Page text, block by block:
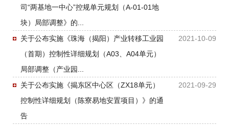
司“两基地一中心”控规单元规划（A-01-01地
块）局部调整》的...
2021-10-09
关于公布实施《珠海（揭阳）产业转移工业园
（首期）控制性详细规划（A03、A04单元）
局部调整（产业园...
2021-09-29
关于公布实施《揭东区中心区（ZX18单元）
控制性详细规划（陈寮易地安置项目）》的通
告